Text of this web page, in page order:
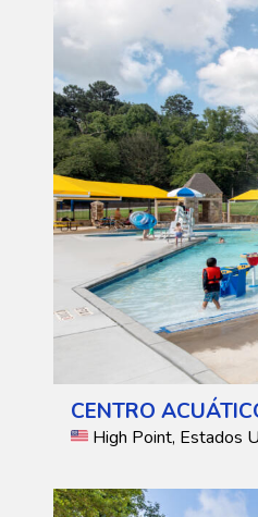
CENTRO
High Point, Estados